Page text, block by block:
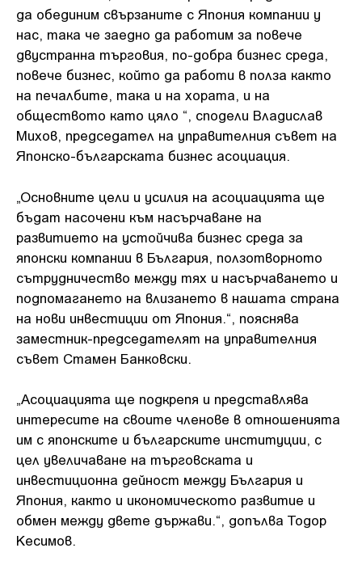
да обединим свързаните с Япония компании у
нас, така че заедно да работим за повече
двустранна търговия, по-добра бизнес среда,
повече бизнес, който да работи в полза както
на печалбите, така и на хората, и на
обществото като цяло “, сподели Владислав
Михов, председател на управителния съвет на
Японско-българската бизнес асоциация.
„Основните цели и усилия на асоциацията ще
бъдат насочени към насърчаване на
развитието на устойчива бизнес среда за
японски компании в България, ползотворното
сътрудничество между тях и насърчаването и
подпомагането на влизането в нашата страна
на нови инвестиции от Япония.“, пояснява
заместник-председателят на управителния
съвет Стамен Банковски.
„Асоциацията ще подкрепя и представлява
интересите на своите членове в отношенията
им с японските и българските институции, с
цел увеличаване на търговската и
инвестиционна дейност между България и
Япония, както и икономическото развитие и
обмен между двете държави.“, допълва Тодор
Кесимов.